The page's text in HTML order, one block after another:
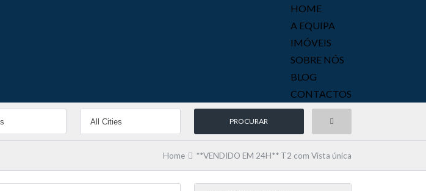
HOME
A EQUIPA
IMÓVEIS
SOBRE NÓS
BLOG
CONTACTOS
Home **VENDIDO EM 24H** T2 com Vista única